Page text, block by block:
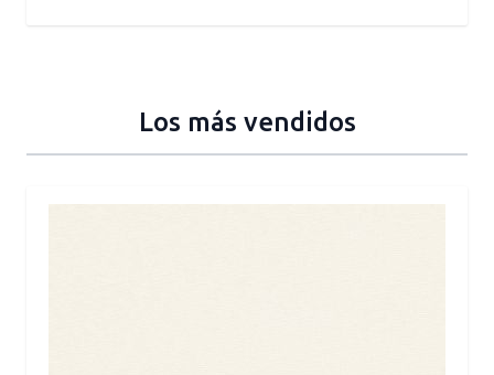
Los más vendidos